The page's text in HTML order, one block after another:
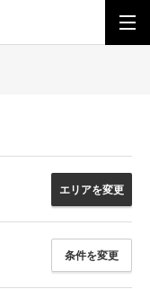
神戸市中央
エリアを変更
条件を変更